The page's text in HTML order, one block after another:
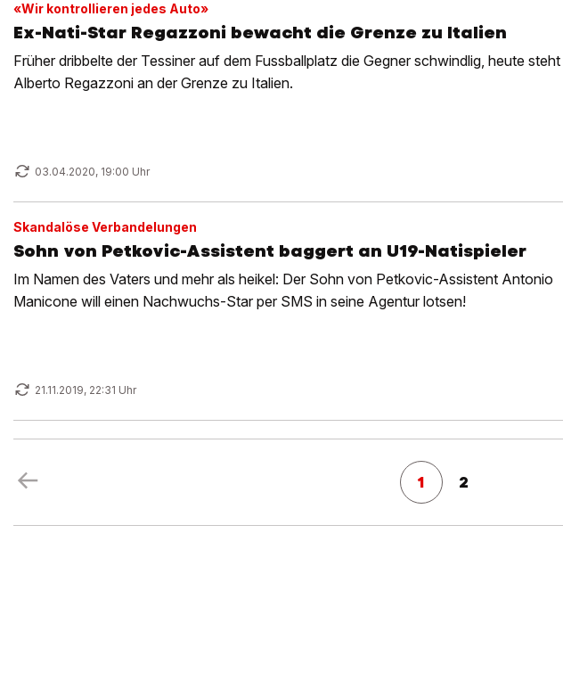
«Wir kontrollieren jedes Auto»
Ex-Nati-Star Regazzoni bewacht die Grenze zu Italien
Früher dribbelte der Tessiner auf dem Fussballplatz die Gegner schwindlig, heute steht
Alberto Regazzoni an der Grenze zu Italien.
03.04.2020, 19:00 Uhr
Skandalöse Verbandelungen
Sohn von Petkovic-Assistent baggert an U19-Natispieler
Im Namen des Vaters und mehr als heikel: Der Sohn von Petkovic-Assistent Antonio
Manicone will einen Nachwuchs-Star per SMS in seine Agentur lotsen!
21.11.2019, 22:31 Uhr
1 2